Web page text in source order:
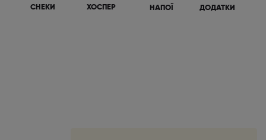
СНЕКИ ХОСПЕР НАПОЇ ДОДАТКИ